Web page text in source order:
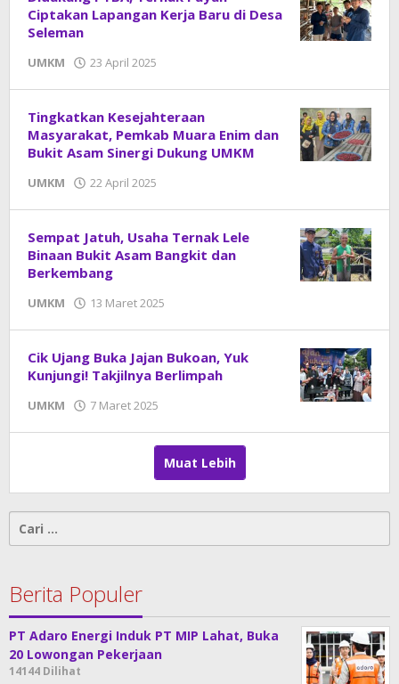
Ciptakan Lapangan Kerja Baru di Desa
Seleman
UMKM 23 April 2025
Tingkatkan Kesejahteraan
Masyarakat, Pemkab Muara Enim dan
Bukit Asam Sinergi Dukung UMKM
UMKM 22 April 2025
Sempat Jatuh, Usaha Ternak Lele
Binaan Bukit Asam Bangkit dan
Berkembang
UMKM 13 Maret 2025
Cik Ujang Buka Jajan Bukoan, Yuk
Kunjungi! Takjilnya Berlimpah
UMKM 7 Maret 2025
Muat Lebih
Cari
untuk:
Berita Populer
PT Adaro Energi Induk PT MIP Lahat, Buka
20 Lowongan Pekerjaan
14144 Dilihat